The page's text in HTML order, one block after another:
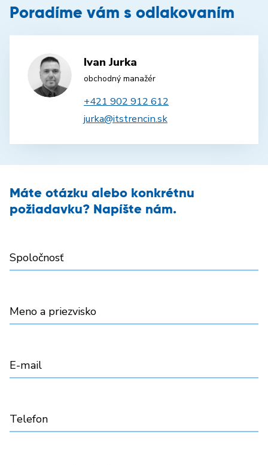
Poradíme vám s odlakovaním
Ivan Jurka
obchodný manažér
+421 902 912 612
jurka@itstrencin.sk
Máte otázku alebo konkrétnu
požiadavku? Napíšte nám.
Spoločnosť
Meno a priezvisko
E-mail
Telefon